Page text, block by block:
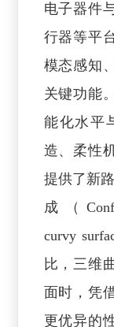
电子器件
行器等平
模态感知
关键功能
能化水平
造、柔性
提供了新
成（
curvy
比，三维
面时，凭
更优异的